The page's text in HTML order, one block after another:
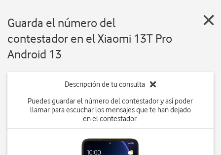
Guarda el número del
contestador en el Xiaomi 13T Pro
Android 13
Descripción de tu consulta
Puedes guardar el número del contestador y así poder
llamar para escuchar los mensajes que te han dejado
en el contestador.